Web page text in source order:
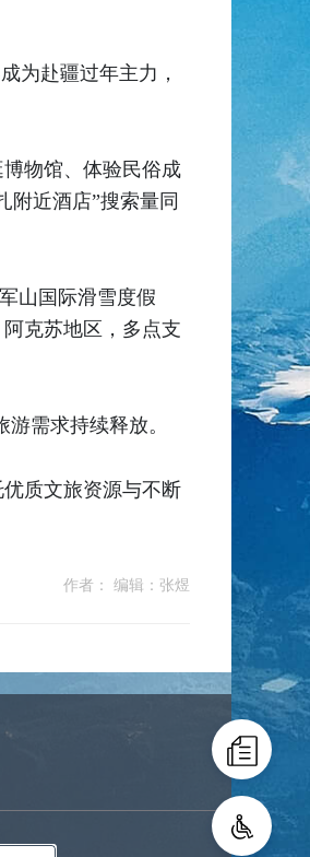
为赴疆过年主力，
物馆、体验民俗成
附近酒店”搜索量同
山国际滑雪度假
克苏地区，多点支
需求持续释放。
质文旅资源与不断
作者： 编辑：张煜